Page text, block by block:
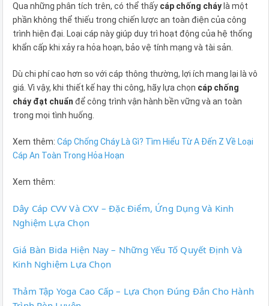
Qua những phân tích trên, có thể thấy cáp chống cháy là một
phần không thể thiếu trong chiến lược an toàn điện của công
trình hiện đại. Loại cáp này giúp duy trì hoạt động của hệ thống
khẩn cấp khi xảy ra hỏa hoạn, bảo vệ tính mạng và tài sản.
Dù chi phí cao hơn so với cáp thông thường, lợi ích mang lại là vô
giá. Vì vậy, khi thiết kế hay thi công, hãy lựa chọn cáp chống
cháy đạt chuẩn để công trình vận hành bền vững và an toàn
trong mọi tình huống.
Xem thêm: Cáp Chống Cháy Là Gì? Tìm Hiểu Từ A Đến Z Về Loại
Cáp An Toàn Trong Hỏa Hoạn
Xem thêm:
Dây Cáp CVV Và CXV – Đặc Điểm, Ứng Dụng Và Kinh
Nghiệm Lựa Chọn
Giá Bàn Bida Hiện Nay – Những Yếu Tố Quyết Định Và
Kinh Nghiệm Lựa Chọn
Thảm Tập Yoga Cao Cấp – Lựa Chọn Đúng Đắn Cho Hành